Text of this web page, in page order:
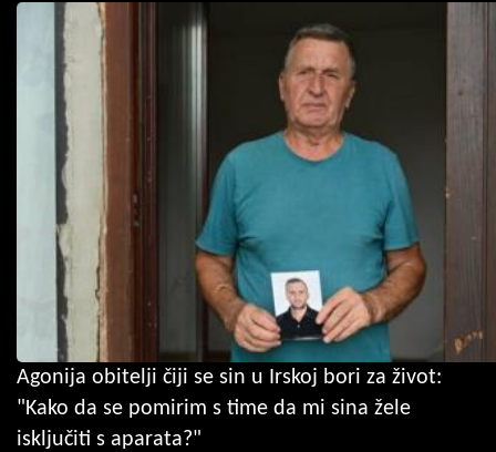
Agonija obitelji čiji se sin u Irskoj bori za život:
"Kako da se pomirim s time da mi sina žele
isključiti s aparata?"